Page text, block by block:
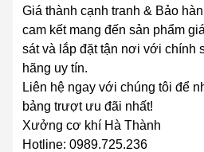
Giá thành cạnh tranh & Bảo
cam kết mang đến sản phẩm
sát và lắp đặt tận nơi với chính
hãng uy tín.
Liên hệ ngay với chúng tôi để
bảng trượt ưu đãi nhất!
Xưởng cơ khí Hà Thành
Hotline: 0989.725.236